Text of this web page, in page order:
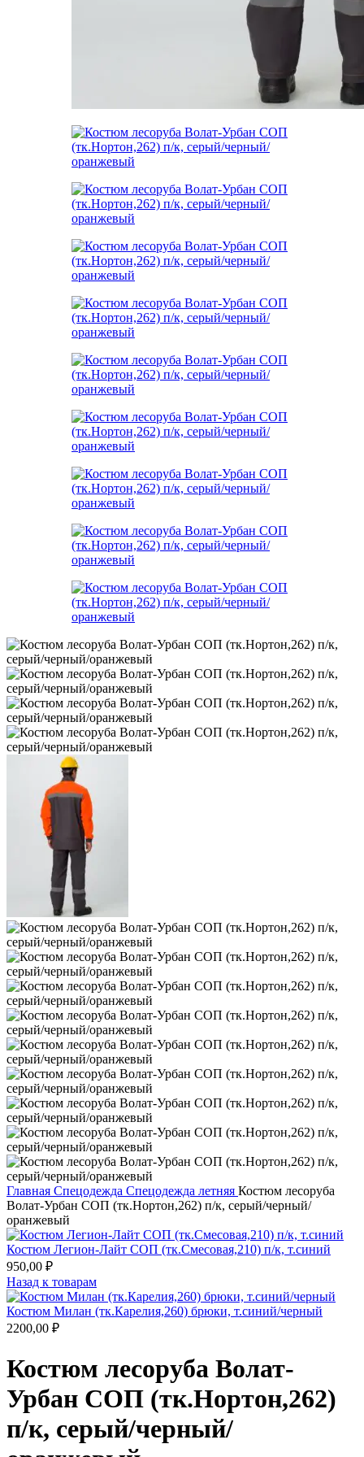
Главная Спецодежда Спецодежда летняя Костюм лесоруба
Волат-Урбан СОП (тк.Нортон,262) п/к, серый/черный/
оранжевый
Костюм Легион-Лайт СОП (тк.Смесовая,210) п/к, т.синий
950,00 ₽
Назад к товарам
Костюм Милан (тк.Карелия,260) брюки, т.синий/черный
2200,00 ₽
Костюм лесоруба Волат-
Урбан СОП (тк.Нортон,262)
п/к, серый/черный/